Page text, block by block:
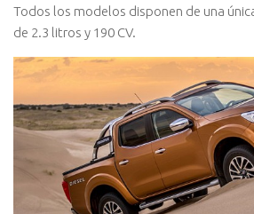
Todos los modelos disponen de una
de 2.3 litros y 190 CV.